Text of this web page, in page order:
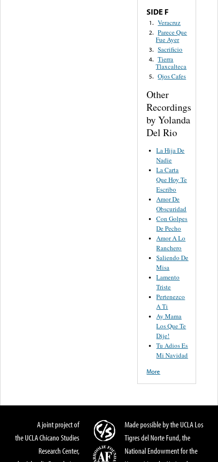
SIDE F
1. Veracruz
2. Parece Que
Fue Ayer
3. Sacrificio
4. Tierra
Tlaxcalteca
5. Ojos Cafes
Other
Recordings
by Yolanda
Del Rio
La Hija De
Nadie
La Carta
Que Hoy Te
Escribo
Amor De
Obscuridad
Con Golpes
De Pecho
Amor A Lo
Ranchero
Saliendo De
Misa
Lamento
Triste
Pertenezco
A Ti
Ay Mama
Los Que Te
Dije!
Tu Adios Es
Mi Navidad
More
A joint project of
the UCLA Chicano Studies
Research Center,
Made possible by the UCLA Los
Tigres del Norte Fund, the
National Endowment for the